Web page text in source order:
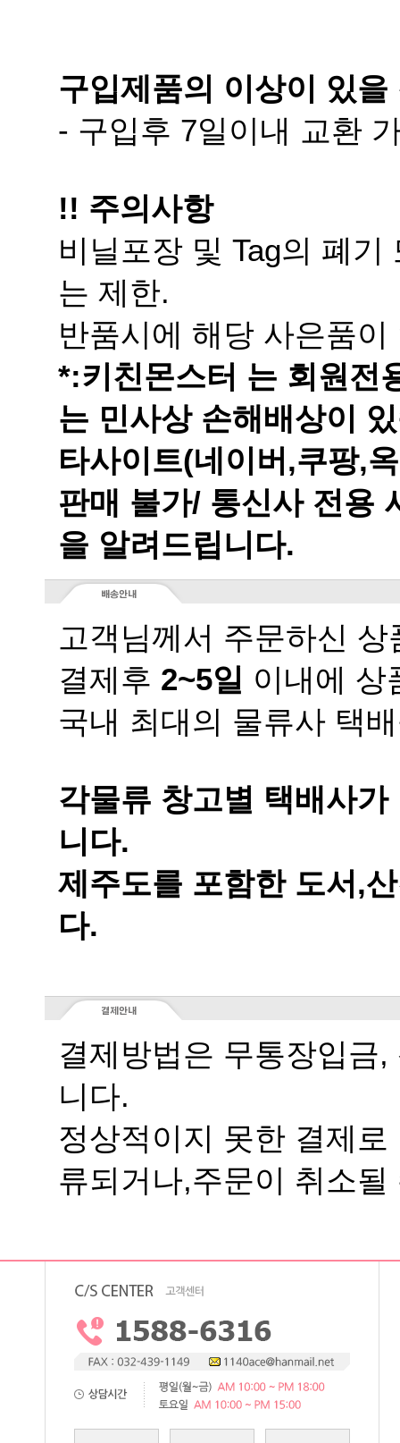
구입제품의 이상이 있
- 구입후 7일이내 교환
!! 주의사항
는 제한.
반품시에 해당 사은품
는 민사상 손해배상이
을 알려드립니다.
고객님께서 주문하신
결제후 2~5일 이내에 상
국내 최대의 물류사 택
니다.
다.
니다.
류되거나,주문이 취소될